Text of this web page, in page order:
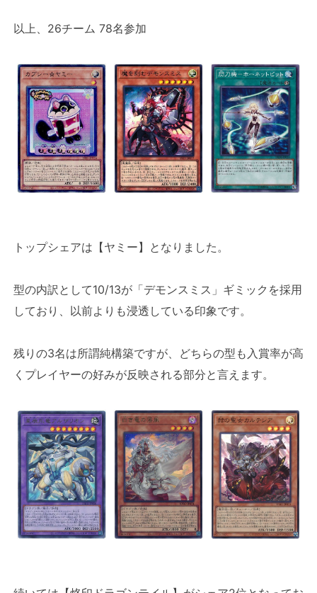
以上、26チーム 78名参加
トップシェアは【ヤミー】となりました。
型の内訳として10/13が「デモンスミス」ギミックを採用
しており、以前よりも浸透している印象です。
残りの3名は所謂純構築ですが、どちらの型も入賞率が高
くプレイヤーの好みが反映される部分と言えます。